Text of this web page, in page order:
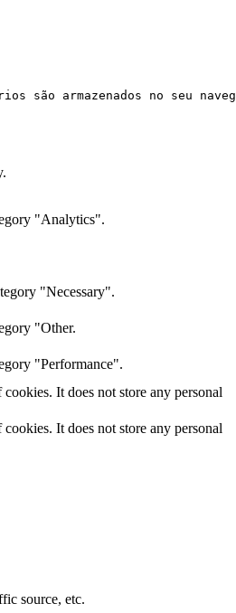
armazenados no seu
"Analytics".
"Necessary".
"Other.
"Performance".
It does not store any personal
It does not store any personal
source, etc.